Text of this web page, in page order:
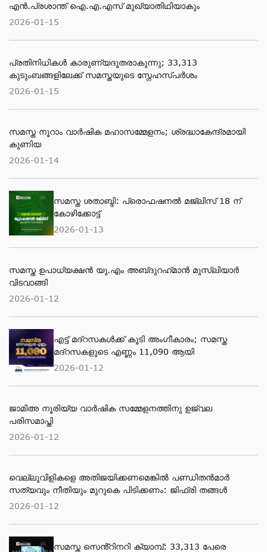
എൻ.പ്രശാന്ത് ഐ.എ.എസ് മുഖ്യാതിഥിയാകും
2026-01-15
പ്രതിനിധികൾ കാരുണ്യദൂതരാകുന്നു; 33,313
കുടുംബങ്ങളിലേക്ക് സമസ്തയുടെ സ്നേഹസ്പർശം
2026-01-15
സമസ്ത നൂറാം വാർഷിക മഹാസമ്മേളനം; ശ്രദ്ധാകേന്ദ്രമായി
കുണിയ
2026-01-14
സമസ്ത ശതാബ്ദി: പ്രൊഫഷനൽ മജ്‌ലിസ് 18 ന്
കോഴിക്കോട്ട്
2026-01-13
സമസ്ത ഉപാധ്യക്ഷൻ യു.എം അബ്‌ദുറഹ്‌മാൻ മുസ്‌ലിയാർ
വിടവാങ്ങി
2026-01-12
എട്ട് മദ്റസകള്‍ക്ക് കൂടി അംഗീകാരം; സമസ്ത
മദ്റസകളുടെ എണ്ണം 11,090 ആയി
2026-01-12
ജാമിഅ നൂരിയ്യ വാര്‍ഷിക സമ്മേളനത്തിനു ഉജ്വല
പരിസമാപ്തി
2026-01-12
വെല്ലുവിളികളെ അതിജയിക്കണമെങ്കിൽ പണ്ഡിതൻമാർ
സത്യവും നീതിയും മുറുകെ പിടിക്കണം: ജിഫ്‌രി തങ്ങൾ
2026-01-12
സമസ്ത സെൻ്റിനറി ക്യാമ്പ്: 33,313 പേരെ